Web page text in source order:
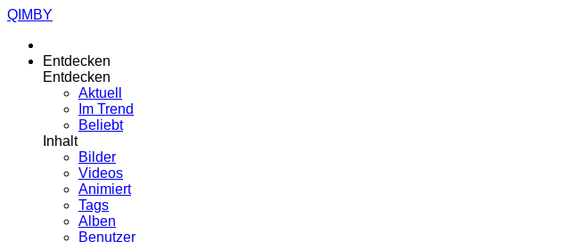
QIMBY
Entdecken
Entdecken
Aktuell
Im Trend
Beliebt
Inhalt
Bilder
Videos
Animiert
Tags
Alben
Benutzer